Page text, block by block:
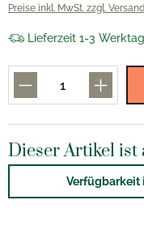
Preise inkl. MwSt. zzgl.
Lieferzeit 1-3
Dieser Artikel ist
Verfügbarkeit